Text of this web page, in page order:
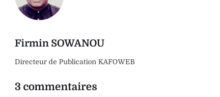
Firmin SOWANOU
Directeur de Publication KAFOWEB
3 commentaires